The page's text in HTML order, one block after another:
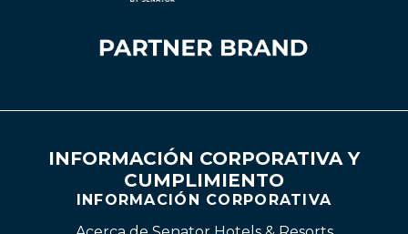
INFORMACIÓN CORPORATIVA Y
CUMPLIMIENTO
INFORMACIÓN CORPORATIVA